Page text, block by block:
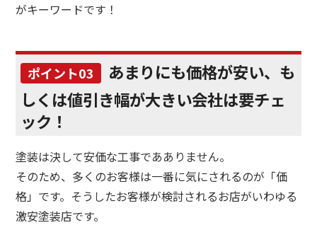
がキーワードです！
ポイント03
あまりにも価格が安い、も
しくは値引き幅が大きい会社は要チェ
ック！
塗装は決して安価な工事であありません。
そのため、多くのお客様は一番に気にされるのが「価
格」です。そうしたお客様が検討されるお店がいわゆる
激安塗装店です。